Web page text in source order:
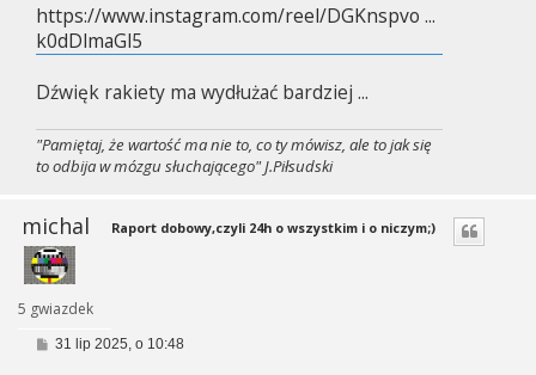
https://www.instagram.com/reel/DGKnspvo ...
k0dDlmaGl5
Dźwięk rakiety ma wydłużać bardziej ...
"Pamiętaj, że wartość ma nie to, co ty mówisz, ale to jak się
to odbija w mózgu słuchającego" J.Piłsudski
michal
5 gwiazdek
Raport dobowy,czyli 24h o wszystkim i o niczym;)
P31 lip 2025, o 10:48